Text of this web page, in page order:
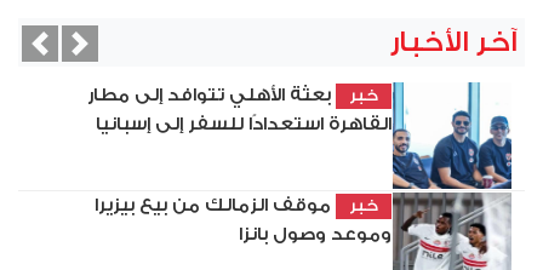
آخر الأخبار
خبر
بعثة الأهلي تتوافد إلى مطار
القاهرة استعدادًا للسفر إلى إسبانيا
خبر
موقف الزمالك من بيع بيزيرا
وموعد وصول بانزا
Next